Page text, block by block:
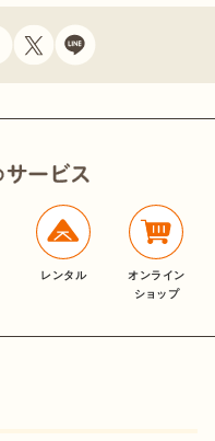
レンタル
オンライン
ショップ